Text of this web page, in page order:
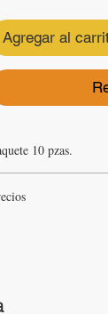
Agregar al
10 pzas.
de pliego - 50